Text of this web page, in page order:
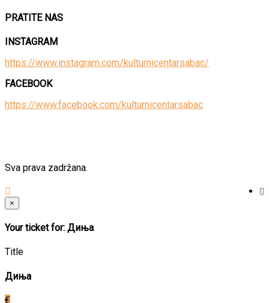
PRATITE NAS
INSTAGRAM
https://www.instagram.com/kulturnicentarsabac/
FACEBOOK
https://www.facebook.com/kulturnicentarsabac
Sva prava zadržana.
×
Your ticket for: Диња
Title
Диња
€